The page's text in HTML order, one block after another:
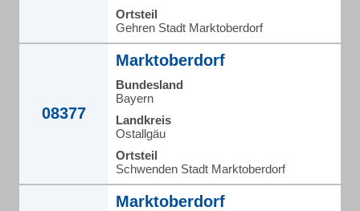
Ortsteil
Gehren Stadt Marktoberdorf
08377
Marktoberdorf
Bundesland
Bayern
Landkreis
Ostallgäu
Ortsteil
Schwenden Stadt Marktoberdorf
Marktoberdorf